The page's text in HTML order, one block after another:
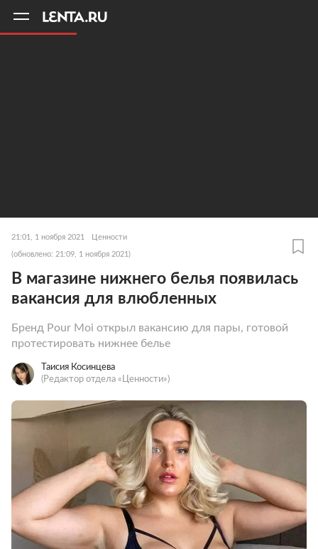
21:01, 1 ноября 2021 Ценности
(обновлено: 21:09, 1 ноября 2021)
В магазине нижнего белья появилась
вакансия для влюбленных
Бренд Pour Moi открыл вакансию для пары, готовой
протестировать нижнее белье
Таисия Косинцева
(Редактор отдела «Ценности»)